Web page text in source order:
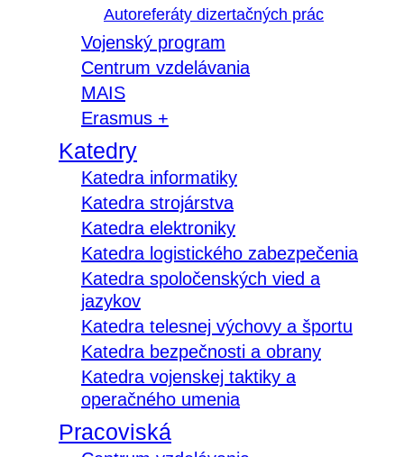
Autoreferáty dizertačných prác
Vojenský program
Centrum vzdelávania
MAIS
Erasmus +
Katedry
Katedra informatiky
Katedra strojárstva
Katedra elektroniky
Katedra logistického zabezpečenia
Katedra spoločenských vied a
jazykov
Katedra telesnej výchovy a športu
Katedra bezpečnosti a obrany
Katedra vojenskej taktiky a
operačného umenia
Pracoviská